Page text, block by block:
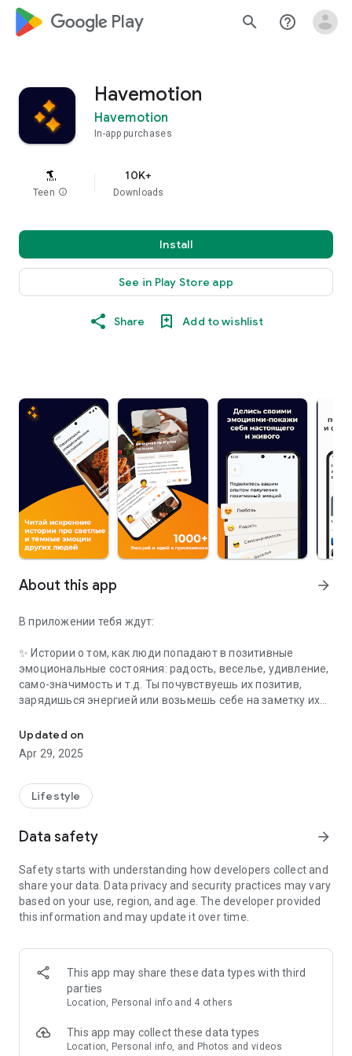
google_logo Play search help_outline
Havemotion
Havemotion
In-app purchases
Teen info
10K+
Downloads
Install
See in Play Store app
Share Add to wishlist
About this app arrow_forward
В приложении тебя ждут:
✨ Истории о том, как люди попадают в позитивные
эмоциональные состояния: радость, веселье, удивление,
само-значимость и т.д. Ты почувствуешь их позитив,
зарядишься энергией или возьмешь себе на заметку их
✨ А также о том, как и в каких ситуациях люди
оказываются в негативных эмоциональных состояниях:
Ты сможешь поддержать или попробовать проникнуться
их опытом
✨ Уникальная коллекция тщательно отобранных идей
Havemotion (идеи-эмоции)
✨ Возможность поделиться историями из жизни: где, как
и от чего возникали твои сильные эмоции. Мы создали
эмоциональных состояний
✨ Шанс найти близких по духу людей с похожими
чувствами или получить поддержку
✨ Курсы от экспертов, на тему того, как стать счастливее,
и получать больше радости от жизни. Ты научишься
Updated on
Apr 29, 2025
Lifestyle
Data safety arrow_forward
Safety starts with understanding how developers collect and
share your data. Data privacy and security practices may vary
based on your use, region, and age. The developer provided
this information and may update it over time.
This app may share these data types with third
parties
Location, Personal info and 4 others
This app may collect these data types
Location, Personal info, and Photos and videos